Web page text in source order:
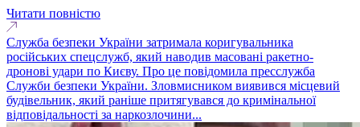
Читати повністю
Служба безпеки України затримала коригувальника
російських спецслужб, який наводив масовані ракетно-
дронові удари по Києву. Про це повідомила пресслужба
Служби безпеки України. Зловмисником виявився місцевий
будівельник, який раніше притягувався до кримінальної
відповідальності за наркозлочини...